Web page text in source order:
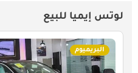
لوتس إيميا للبيع
البريميوم